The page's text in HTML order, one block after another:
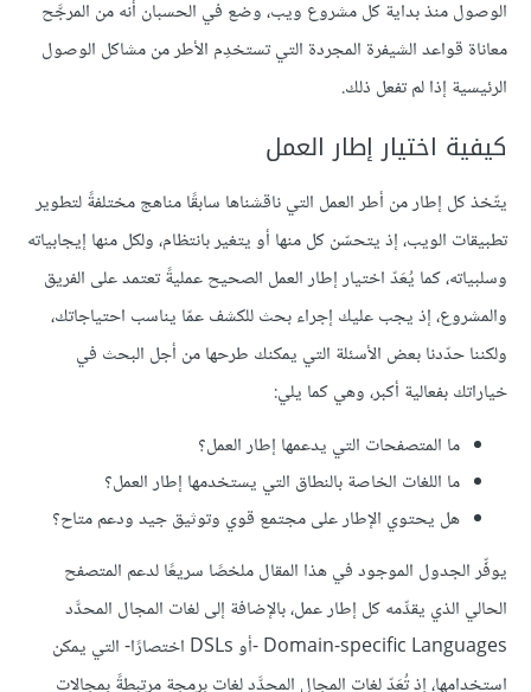
الوصول منذ بداية كل مشروع ويب، وضع في الحسبان أنه من المرجَّح
معاناة قواعد الشيفرة المجردة التي تستخدِم الأطر من مشاكل الوصول
الرئيسية إذا لم تفعل ذلك.
كيفية اختيار إطار العمل
يتّخذ كل إطار من أطر العمل التي ناقشناها سابقًا مناهج مختلفةً لتطوير
تطبيقات الويب، إذ يتحسّن كل منها أو يتغير بانتظام، ولكل منها إيجابياته
وسلبياته، كما يُعَدّ اختيار إطار العمل الصحيح عمليةً تعتمد على الفريق
والمشروع، إذ يجب عليك إجراء بحث للكشف عمّا يناسب احتياجاتك،
ولكننا حدّدنا بعض الأسئلة التي يمكنك طرحها من أجل البحث في
خياراتك بفعالية أكبر، وهي كما يلي:
ما المتصفحات التي يدعمها إطار العمل؟
ما اللغات الخاصة بالنطاق التي يستخدمها إطار العمل؟
هل يحتوي الإطار على مجتمع قوي وتوثيق جيد ودعم متاح؟
يوفِّر الجدول الموجود في هذا المقال ملخصًا سريعًا لدعم المتصفح
الحالي الذي يقدِّمه كل إطار عمل، بالإضافة إلى لغات المجال المحدَّد
Domain-specific Languages -أو DSLs اختصارًا- التي يمكن